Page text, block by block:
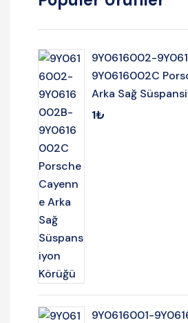
9Y0616002-
9Y0616002C
Arka Sağ
1₺
9Y0616001-